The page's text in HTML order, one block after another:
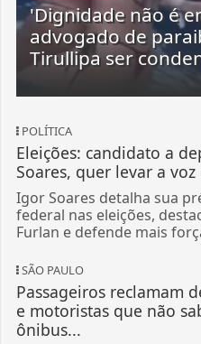
'Dignidade não é
advogado de
Tirullipa ser
POLÍTICA
Eleições: candidato a
Soares, quer levar a
Igor Soares detalha sua
federal nas eleições,
Furlan e defende mais
SÃO PAULO
Passageiros reclamam
e motoristas que não
ônibus...